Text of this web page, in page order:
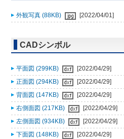
外観写真 (88KB) [2022/04/01]
CADシンボル
平面図 (299KB)
[2022/04/29]
正面図 (294KB)
[2022/04/29]
背面図 (147KB)
[2022/04/29]
右側面図 (217KB)
[2022/04/29]
左側面図 (934KB)
[2022/04/29]
下面図 (148KB)
[2022/04/29]